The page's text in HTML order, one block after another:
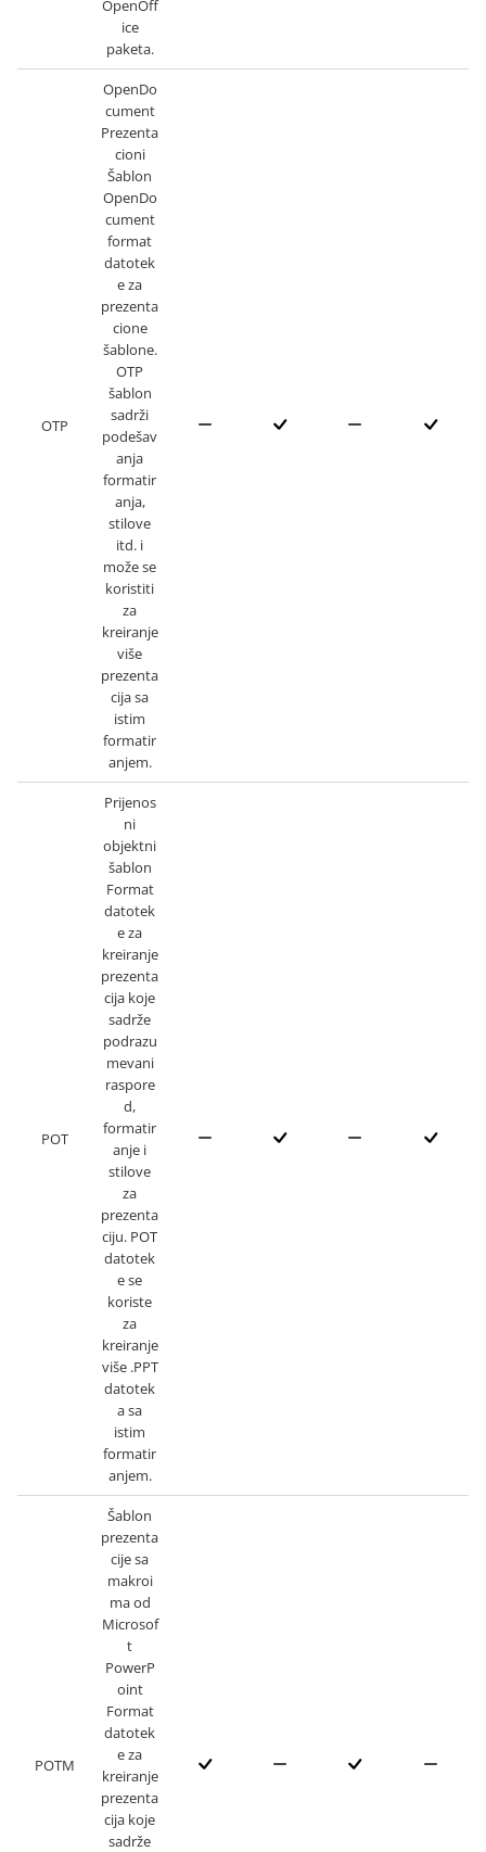
OpenOff
ice
paketa.
OTP
OpenDo
cument
Prezenta
cioni
Šablon
OpenDo
cument
format
datotek
e za
prezenta
cione
šablone.
OTP
šablon
sadrži
podešav
anja
formatir
anja,
stilove
itd. i
može se
koristiti
za
kreiranje
više
prezenta
cija sa
istim
formatir
anjem.
POT
Prijenos
ni
objektni
šablon
Format
datotek
e za
kreiranje
prezenta
cija koje
sadrže
podrazu
mevani
raspore
d,
formatir
anje i
stilove
za
prezenta
ciju. POT
datotek
e se
koriste
za
kreiranje
više .PPT
datotek
a sa
istim
formatir
anjem.
POTM
Šablon
prezenta
cije sa
makroi
ma od
Microsof
t
PowerP
oint
Format
datotek
e za
kreiranje
prezenta
cija koje
sadrže